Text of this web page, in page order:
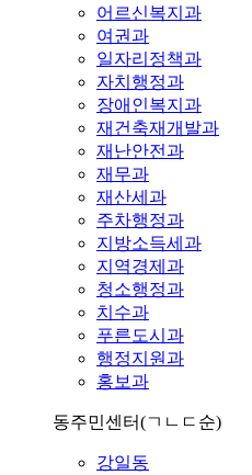
어르신복지과
여권과
일자리정책과
자치행정과
장애인복지과
재건축재개발과
재난안전과
재무과
재산세과
주차행정과
지방소득세과
지역경제과
청소행정과
치수과
푸른도시과
행정지원과
홍보과
동주민센터(ㄱㄴㄷ순)
강일동